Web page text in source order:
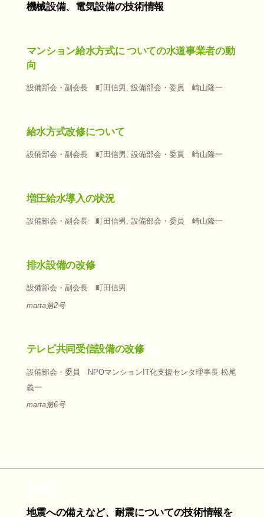
機械設備、電気設備の技術情報
マンション給水方式に ついての水道事業者の動
向
設備部会・副会長 町田信男 , 設備部会・委員 崎山隆一
給水方式改修について
設備部会・副会長 町田信男 , 設備部会・委員 崎山隆一
増圧給水導入の状況
設備部会・副会長 町田信男 , 設備部会・委員 崎山隆一
排水設備の改修
設備部会・副会長 町田信男
marta第2号
テレビ共同受信設備の改修
設備部会・委員 NPOマンションIT化支援センタ理事長 松尾
義一
marta第6号
地震への備えなど、耐震についての技術情報を